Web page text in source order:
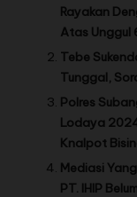
Rayakan
Atas Unggul
Tebe
Tunggal,
Polres
Lodaya
Knalpot
Mediasi
PT. IHIP